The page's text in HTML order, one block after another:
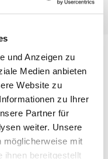
und Anzeigen zu
Medien anbieten
Website zu
zu Ihrer
Partner für
weiter. Unsere
möglicherweise mit
ihnen bereitgestellt